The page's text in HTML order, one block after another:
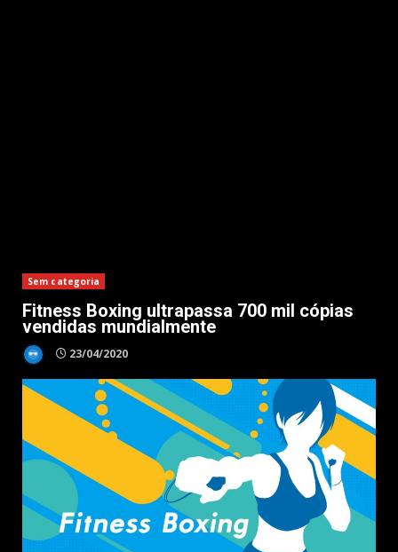
Sem categoria
Fitness Boxing ultrapassa 700 mil cópias
vendidas mundialmente
23/04/2020